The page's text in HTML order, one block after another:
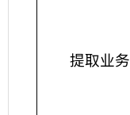
提取业务